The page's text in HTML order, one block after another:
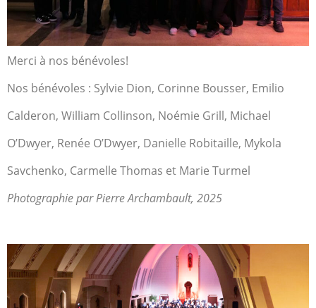
Merci à nos bénévoles!
Nos bénévoles : Sylvie Dion, Corinne Bousser, Emilio
Calderon, William Collinson, Noémie Grill, Michael
O’Dwyer, Renée O’Dwyer, Danielle Robitaille, Mykola
Savchenko, Carmelle Thomas et Marie Turmel
Photographie par Pierre Archambault, 2025